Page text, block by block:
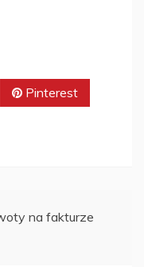
Pinterest
na fakturze